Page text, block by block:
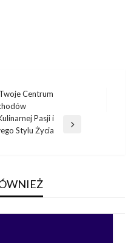
Centrum
Pasji i
Stylu Życia